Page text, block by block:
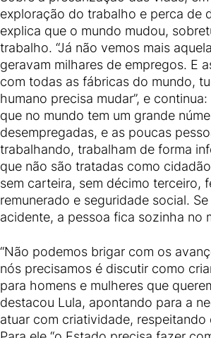
exploração do trabalho e perca de
explica que o mundo mudou,
trabalho. “Já não vemos mais
geravam milhares de empregos. E
com todas as fábricas do mundo,
humano precisa mudar”, e
que no mundo tem um grande
desempregadas, e as poucas
trabalhando, trabalham de forma
que não são tratadas como
sem carteira, sem décimo terceiro,
remunerado e seguridade social.
acidente, a pessoa fica sozinha no
“Não podemos brigar com os
nós precisamos é discutir como
para homens e mulheres que
destacou Lula, apontando para a
atuar com criatividade, respeitando